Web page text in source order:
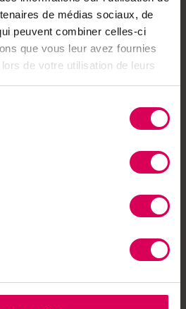
de médias sociaux, de
peuvent combiner celles-ci
que vous leur avez fournies
de votre utilisation de leurs